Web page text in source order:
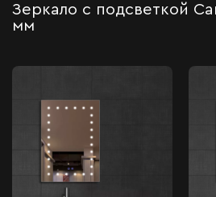
Зеркало с подсветкой
мм